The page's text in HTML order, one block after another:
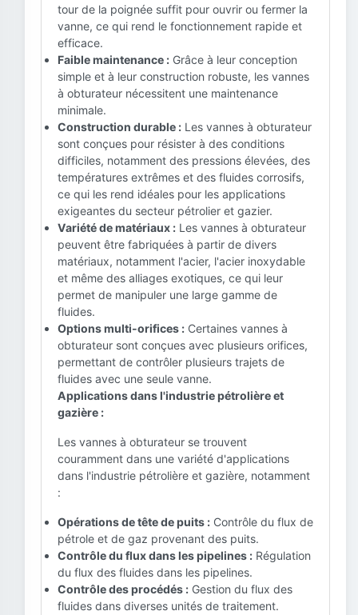
tour de la poignée suffit pour ouvrir ou fermer la
vanne, ce qui rend le fonctionnement rapide et
efficace.
Faible maintenance : Grâce à leur conception
simple et à leur construction robuste, les vannes
à obturateur nécessitent une maintenance
minimale.
Construction durable : Les vannes à obturateur
sont conçues pour résister à des conditions
difficiles, notamment des pressions élevées, des
températures extrêmes et des fluides corrosifs,
ce qui les rend idéales pour les applications
exigeantes du secteur pétrolier et gazier.
Variété de matériaux : Les vannes à obturateur
peuvent être fabriquées à partir de divers
matériaux, notamment l'acier, l'acier inoxydable
et même des alliages exotiques, ce qui leur
permet de manipuler une large gamme de
fluides.
Options multi-orifices : Certaines vannes à
obturateur sont conçues avec plusieurs orifices,
permettant de contrôler plusieurs trajets de
fluides avec une seule vanne.
Applications dans l'industrie pétrolière et
gazière :
Les vannes à obturateur se trouvent
couramment dans une variété d'applications
dans l'industrie pétrolière et gazière, notamment
:
Opérations de tête de puits : Contrôle du flux de
pétrole et de gaz provenant des puits.
Contrôle du flux dans les pipelines : Régulation
du flux des fluides dans les pipelines.
Contrôle des procédés : Gestion du flux des
fluides dans diverses unités de traitement.